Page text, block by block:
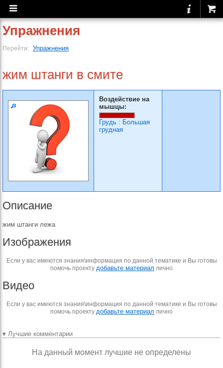
Упражнения
Перейти: Упражнения
жим штанги в смите
Воздействие на
мышцы:
Грудь : Большая
грудная
Описание
жим штанги лежа
Изображения
Если у вас имеются знания\информация по данной тематике и Вы готовы
помочь проекту добавьте материал лично
Видео
Если у вас имеются знания\информация по данной тематике и Вы готовы
помочь проекту добавьте материал лично
▾ Лучшие комментарии
На данный момент лучшие не определены